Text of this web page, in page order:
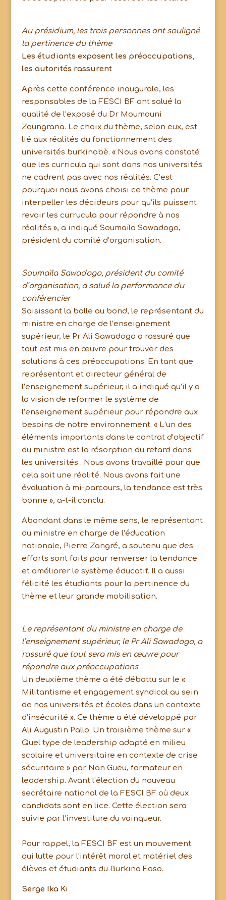
Au présidium, les trois personnes ont souligné
la pertinence du thème
Les étudiants exposent les préoccupations,
les autorités rassurent
Après cette conférence inaugurale, les
responsables de la FESCI BF ont salué la
qualité de l’exposé du Dr Moumouni
Zoungrana. Le choix du thème, selon eux, est
lié aux réalités du fonctionnement des
universités burkinabè. « Nous avons constaté
que les curricula qui sont dans nos universités
ne cadrent pas avec nos réalités. C’est
pourquoi nous avons choisi ce thème pour
interpeller les décideurs pour qu’ils puissent
revoir les currucula pour répondre à nos
réalités », a indiqué Soumaïla Sawadogo,
président du comité d’organisation.
Soumaïla Sawadogo, président du comité
d’organisation, a salué la performance du
conférencier
Saisissant la balle au bond, le représentant du
ministre en charge de l’enseignement
supérieur, le Pr Ali Sawadogo a rassuré que
tout est mis en œuvre pour trouver des
solutions à ces préoccupations. En tant que
représentant et directeur général de
l’enseignement supérieur, il a indiqué qu’il y a
la vision de reformer le système de
l’enseignement supérieur pour répondre aux
besoins de notre environnement. « L’un des
éléments importants dans le contrat d’objectif
du ministre est la résorption du retard dans
les universités . Nous avons travaillé pour que
cela soit une réalité. Nous avons fait une
évaluation à mi-parcours, la tendance est très
bonne », a-t-il conclu.
Abondant dans le même sens, le représentant
du ministre en charge de l’éducation
nationale, Pierre Zangré, a soutenu que des
efforts sont faits pour renverser la tendance
et améliorer le système éducatif. Il a aussi
félicité les étudiants pour la pertinence du
thème et leur grande mobilisation.
Le représentant du ministre en charge de
l’enseignement supérieur, le Pr Ali Sawadogo, a
rassuré que tout sera mis en œuvre pour
répondre aux préoccupations
Un deuxième thème a été débattu sur le «
Militantisme et engagement syndical au sein
de nos universités et écoles dans un contexte
d’insécurité ». Ce thème a été développé par
Ali Augustin Pallo. Un troisième thème sur «
Quel type de leadership adapté en milieu
scolaire et universitaire en contexte de crise
sécuritaire » par Nan Gueu, formateur en
leadership. Avant l’élection du nouveau
secrétaire national de la FESCI BF où deux
candidats sont en lice. Cette élection sera
suivie par l’investiture du vainqueur.
Pour rappel, la FESCI BF est un mouvement
qui lutte pour l’intérêt moral et matériel des
élèves et étudiants du Burkina Faso.
Serge Ika Ki